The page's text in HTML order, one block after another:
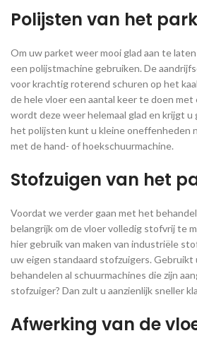
Polijsten van het
Om uw parket weer mooi glad aan te
een polijstmachine gebruiken. De
voor krachtig roterend schuren op het
de hele vloer een aantal keer te doen
wordt deze weer helemaal glad en krijgt u
het polijsten kunt u kleine oneffenheden
met de hand- of hoekschuurmachine.
Stofzuigen van het
Voordat we verder gaan met het
belangrijk om de vloer volledig stofvrij te
hier gebruik van maken van industriële
uw eigen standaard stofzuigers.
behandelen al schuurmachines die zijn
stofzuiger? Dan zult u aanzienlijk sneller
Afwerking van de